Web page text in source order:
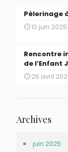
Pèlerinage
10 juin 2025
Rencontre
de l’Enfant
26 avril
Archives
juin 2025